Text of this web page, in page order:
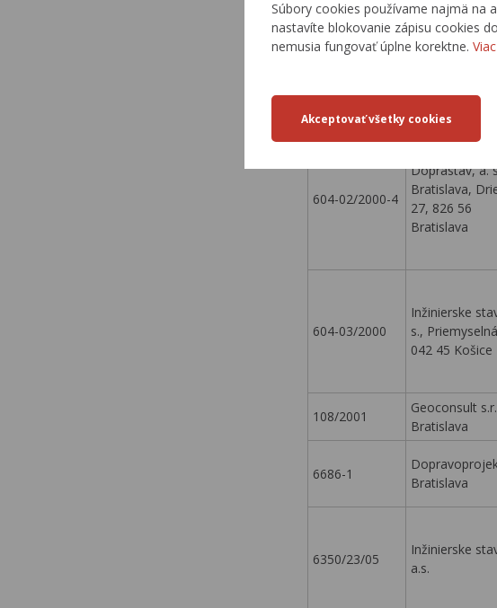
Súbory cookies používame najmä na
nastavíte blokovanie zápisu cookies
nemusia fungovať úplne korektne.
6141/8/2000
CEMOS,s.r.o.,
Bratislava
93/2001
konštrukcie,
r.o. Zvolen
604-02/2000-4
Doprastav, a.
Bratislava,
27, 826 56
Bratislava
604-03/2000
Inžinierske
s.,
042 45 Košice
108/2001
Geoconsult
Bratislava
6686-1
Bratislava
6350/23/05
Inžinierske
a.s.